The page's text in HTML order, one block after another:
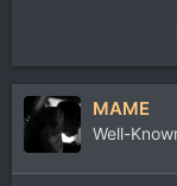
MAME
Well-